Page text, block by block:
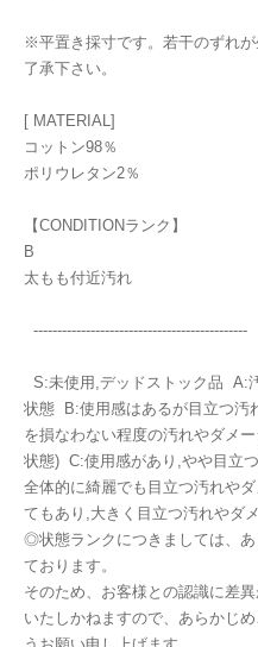
※平置き採寸です。若干のずれ
了承下さい。
[ MATERIAL]
コットン98％
ポリウレタン2％
【CONDITIONランク】
B
太もも付近汚れ
---------------------------------------------
S:未使用,デッドストック品 A:
状態 B:使用感はあるが目立つ汚
を損なわない程度の汚れやダメ
状態) C:使用感があり,やや目立
全体的に綺麗でも目立つ汚れや
てもあり,大きく目立つ汚れやダ
◎状態ランクにつきましては、
ております。
そのため、お客様との認識に差
いたしかねますので、あらかじ